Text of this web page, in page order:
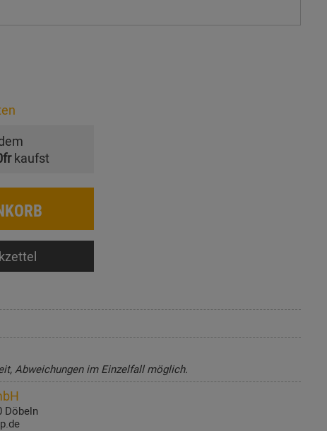
kaufst
Abweichungen im Einzelfall möglich.
Döbeln